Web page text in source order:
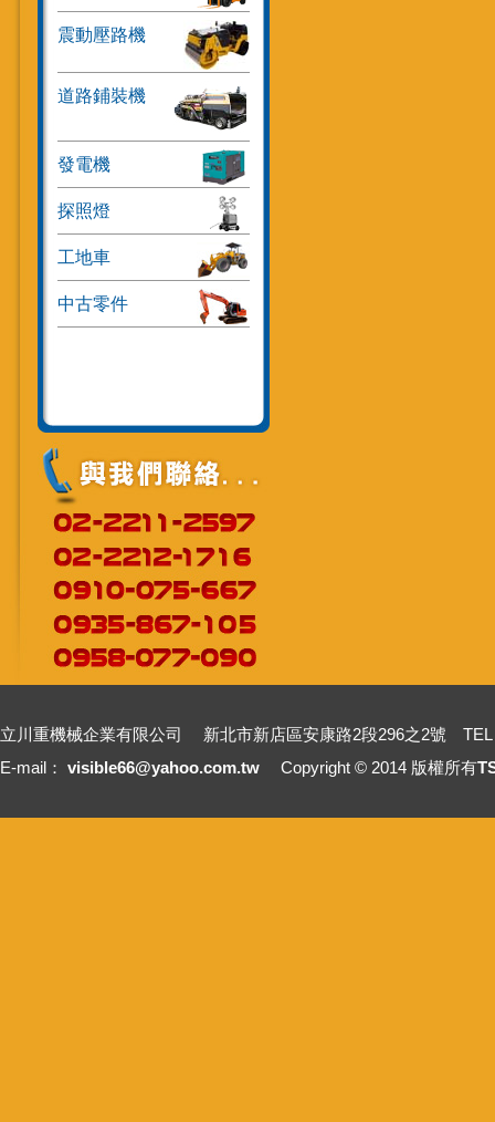
震動壓路機
道路鋪裝機
發電機
探照燈
工地車
中古零件
立川重機械企業有限公司 新北市新店區安康路2段296之2號 TEL
E-mail： visible66@yahoo.com.tw Copyright © 2014 版權所有